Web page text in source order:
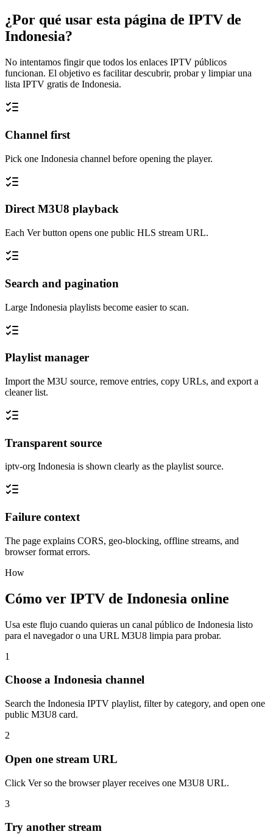
¿Por qué usar esta página de IPTV de
Indonesia?
No intentamos fingir que todos los enlaces IPTV públicos
funcionan. El objetivo es facilitar descubrir, probar y limpiar una
lista IPTV gratis de Indonesia.
Channel first
Pick one Indonesia channel before opening the player.
Direct M3U8 playback
Each Ver button opens one public HLS stream URL.
Search and pagination
Large Indonesia playlists become easier to scan.
Playlist manager
Import the M3U source, remove entries, copy URLs, and export a
cleaner list.
Transparent source
iptv-org Indonesia is shown clearly as the playlist source.
Failure context
The page explains CORS, geo-blocking, offline streams, and
browser format errors.
How
Cómo ver IPTV de Indonesia online
Usa este flujo cuando quieras un canal público de Indonesia listo
para el navegador o una URL M3U8 limpia para probar.
1
Choose a Indonesia channel
Search the Indonesia IPTV playlist, filter by category, and open one
public M3U8 card.
2
Open one stream URL
Click Ver so the browser player receives one M3U8 URL.
3
Try another stream